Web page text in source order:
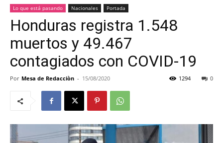
Lo que está pasando Nacionales Portada
Honduras registra 1.548
muertos y 49.467
contagiados con COVID-19
Por Mesa de Redacciòn - 15/08/2020 0
1294